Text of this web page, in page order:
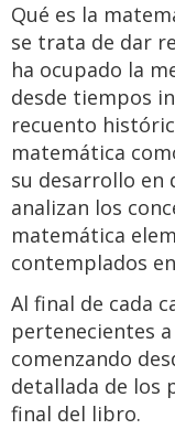
Qué es la
se trata de dar
ha ocupado la
desde tiempos
recuento
matemática
su desarrollo en
analizan los
matemática
contemplados
Al final de cada
pertenecientes
comenzando
detallada de los
final del libro.